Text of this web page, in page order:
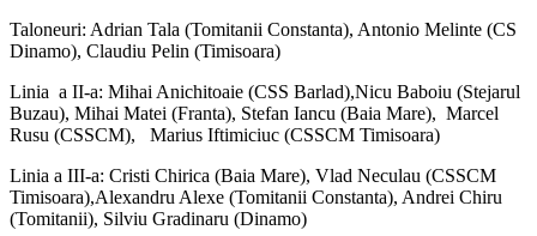
Taloneuri: Adrian Tala (Tomitanii Constanta), Antonio Melinte (CS
Dinamo), Claudiu Pelin (Timisoara)
Linia a II-a: Mihai Anichitoaie (CSS Barlad),Nicu Baboiu (Stejarul
Buzau), Mihai Matei (Franta), Stefan Iancu (Baia Mare), Marcel
Rusu (CSSCM), Marius Iftimiciuc (CSSCM Timisoara)
Linia a III-a: Cristi Chirica (Baia Mare), Vlad Neculau (CSSCM
Timisoara),Alexandru Alexe (Tomitanii Constanta), Andrei Chiru
(Tomitanii), Silviu Gradinaru (Dinamo)